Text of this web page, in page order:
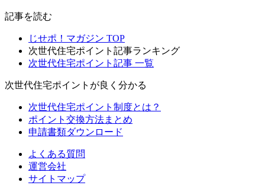
記事を読む
じせポ！マガジン TOP
次世代住宅ポイント記事ランキング
次世代住宅ポイント記事 一覧
次世代住宅ポイントが良く分かる
次世代住宅ポイント制度とは？
ポイント交換方法まとめ
申請書類ダウンロード
よくある質問
運営会社
サイトマップ